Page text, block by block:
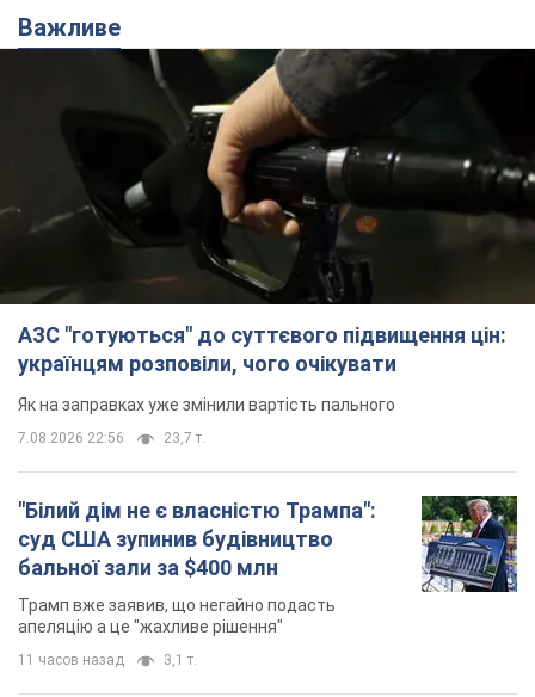
Важливе
АЗС "готуються" до суттєвого підвищення цін:
українцям розповіли, чого очікувати
Як на заправках уже змінили вартість пального
7.08.2026 22:56 23,7 т.
"Білий дім не є власністю Трампа":
суд США зупинив будівництво
бальної зали за $400 млн
Трамп вже заявив, що негайно подасть
апеляцію а це "жахливе рішення"
11 часов назад 3,1 т.